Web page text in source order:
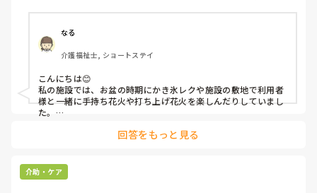
なる
介護福祉士, ショートステイ
こんにちは😊
私の施設では、お盆の時期にかき氷レクや施設の敷地で利用者
様と一緒に手持ち花火や打ち上げ花火を楽しんだりしていまし
た。
利用者様にとっても良い経験にもなりますね！
回答をもっと見る
介助・ケア